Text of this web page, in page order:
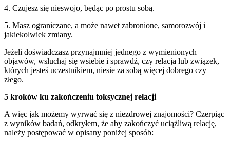
4. Czujesz się nieswojo, będąc po prostu sobą.
5. Masz ograniczane, a może nawet zabronione, samorozwój i
jakiekolwiek zmiany.
Jeżeli doświadczasz przynajmniej jednego z wymienionych
objawów, wsłuchaj się wsiebie i sprawdź, czy relacja lub związek,
których jesteś uczestnikiem, niesie za sobą więcej dobrego czy
złego.
5 kroków ku zakończeniu toksycznej relacji
A więc jak możemy wyrwać się z niezdrowej znajomości? Czerpiąc
z wyników badań, odkryłem, że aby zakończyć uciążliwą relację,
należy postępować w opisany poniżej sposób: